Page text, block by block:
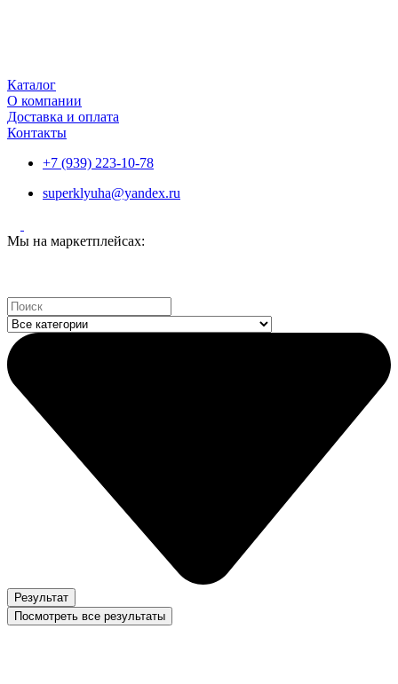
Каталог
О компании
Доставка и оплата
Контакты
+7 (939) 223-10-78
superklyuha@yandex.ru
Мы на маркетплейсах:
Search
...
Результат
Посмотреть все результаты